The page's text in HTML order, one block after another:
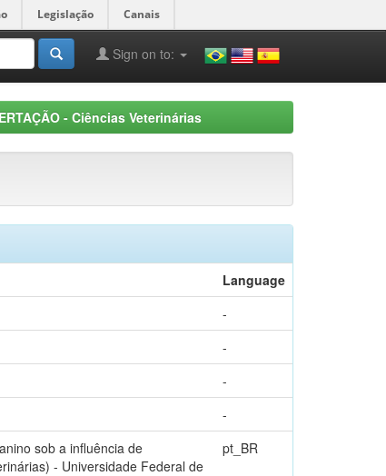
Legislação Canais
Sign on to:
- Ciências Veterinárias
Language
-
-
-
-
sob a influência de
- Universidade Federal de
pt_BR